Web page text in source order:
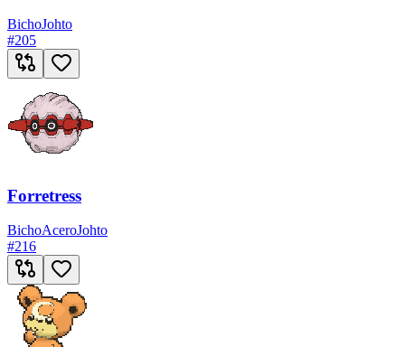
BichoJohto
#205
Forretress
BichoAceroJohto
#216